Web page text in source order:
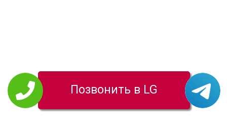
Позвонить в LG